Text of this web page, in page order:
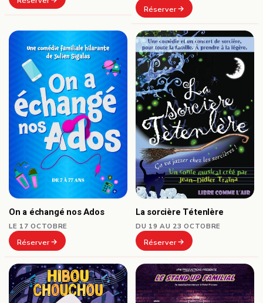
Réserver
On a échangé nos Ados
LE 17 OCTOBRE
Réserver
La sorcière Tétenlère
DU 19 AU 23 OCTOBRE
Réserver